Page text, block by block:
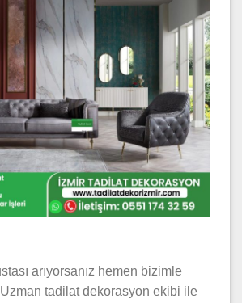
arıyorsanız hemen bizimle
tadilat dekorasyon ekibi ile